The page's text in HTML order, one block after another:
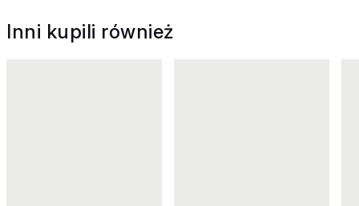
Inni kupili również